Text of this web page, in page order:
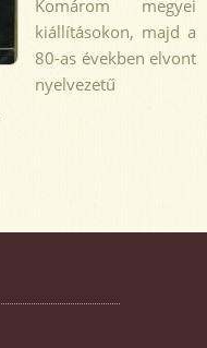
Komárom megyei
kiállításokon, majd a
80-as években elvont
nyelvezetű